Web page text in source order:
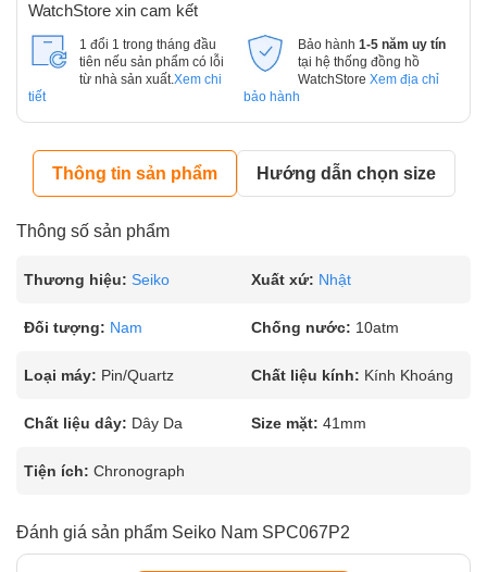
WatchStore xin cam kết
1 đổi 1 trong tháng đầu
tiên nếu sản phẩm có lỗi
từ nhà sản xuất. Xem chi
tiết
Bảo hành 1-5 năm uy tín
tại hệ thống đồng hồ
WatchStore Xem địa chỉ
bảo hành
Thông tin sản phẩm Hướng dẫn chọn size
Thông số sản phẩm
Thương hiệu: Seiko Xuất xứ: Nhật
Đối tượng: Nam Chống nước: 10atm
Loại máy: Pin/Quartz Chất liệu kính: Kính Khoáng
Chất liệu dây: Dây Da Size mặt: 41mm
Tiện ích: Chronograph
Đánh giá sản phẩm Seiko Nam SPC067P2